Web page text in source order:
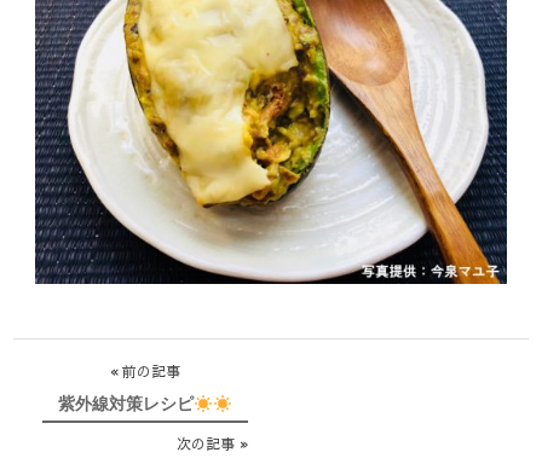
稿
前の記事
紫外線対策レシピ
次の記事